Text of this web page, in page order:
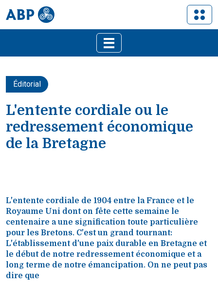
Éditorial
L'entente cordiale ou le
redressement économique
de la Bretagne
L'entente cordiale de 1904 entre la France et le
Royaume Uni dont on fête cette semaine le
centenaire a une signification toute particulière
pour les Bretons. C'est un grand tournant:
L'établissement d'une paix durable en Bretagne et
le début de notre redressement économique et a
long terme de notre émancipation. On ne peut pas
dire que